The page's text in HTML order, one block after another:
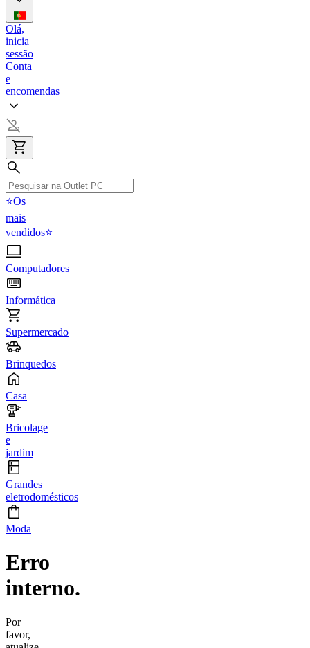
Olá,
inicia
sessão
Conta
e
encomendas
⭐Os
mais
vendidos⭐
Computadores
Informática
Supermercado
Brinquedos
Casa
Bricolage
e
jardim
Grandes
eletrodomésticos
Moda
Erro
interno.
Por
favor,